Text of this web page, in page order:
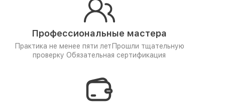
Профессиональные мастера
Практика не менее пяти лет Прошли тщательную
проверку Обязательная сертификация